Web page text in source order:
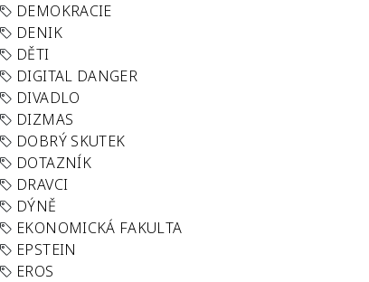
DEMOKRACIE
DENIK
DĚTI
DIGITAL DANGER
DIVADLO
DIZMAS
DOBRÝ SKUTEK
DOTAZNÍK
DRAVCI
DÝNĚ
EKONOMICKÁ FAKULTA
EPSTEIN
EROS